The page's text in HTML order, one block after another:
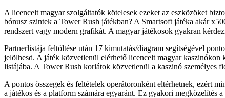
A licencelt magyar szolgáltatók kötelesek ezeket az eszközöket
bónusz szintek a Tower Rush játékban? A Smartsoft játéka akár
rendszert vagy modern grafikát. A magyar játékosok gyakran
Partnerlistája feltöltése után 17 kimutatás/diagram segítségével
jelölhesd. A játék közvetlenül elérhető licencelt magyar
listájába. A Tower Rush korlátok közvetlenül a kaszinó személyes
A pontos összegek és feltételek operátoronként eltérhetnek, ezért
a játékos és a platform számára egyaránt. Ez gyakori megközelítés